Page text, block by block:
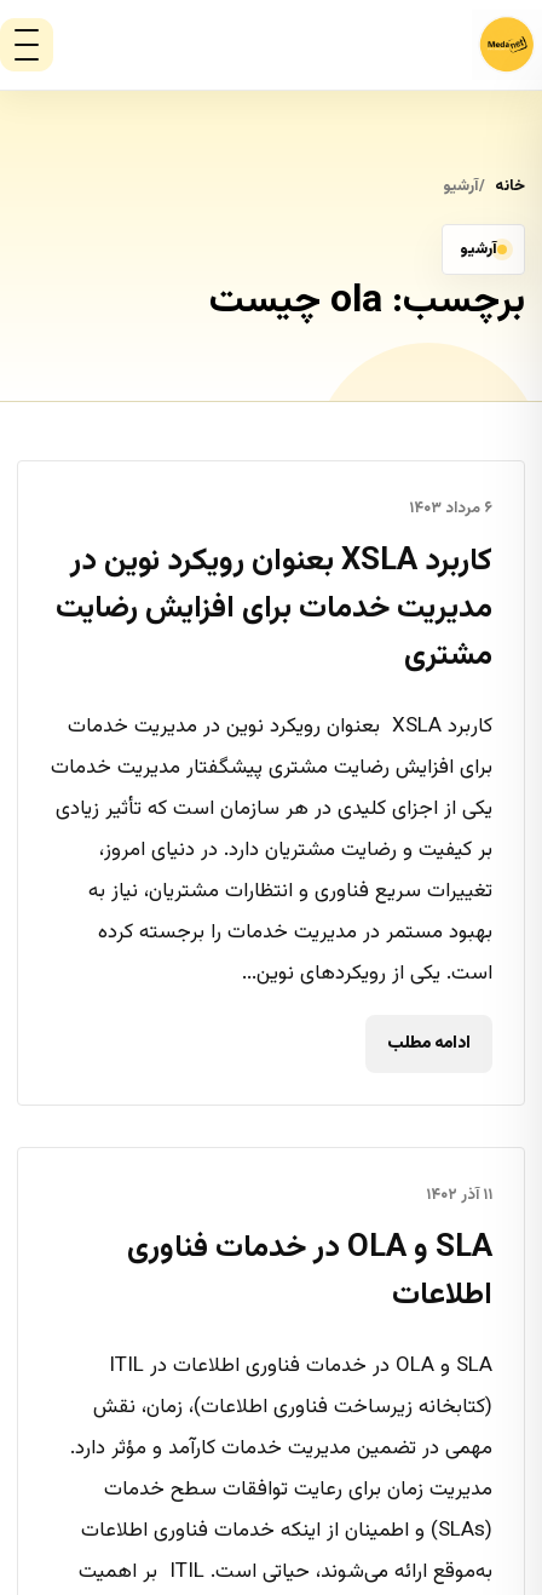
خانه آرشیو
آرشیو
برچسب: ola چیست
۶ مرداد ۱۴۰۳
کاربرد XSLA بعنوان رویکرد نوین در
مدیریت خدمات برای افزایش رضایت
مشتری
کاربرد XSLA بعنوان رویکرد نوین در مدیریت خدمات
برای افزایش رضایت مشتری پیشگفتار مدیریت خدمات
یکی از اجزای کلیدی در هر سازمان است که تأثیر زیادی
بر کیفیت و رضایت مشتریان دارد. در دنیای امروز،
تغییرات سریع فناوری و انتظارات مشتریان، نیاز به
بهبود مستمر در مدیریت خدمات را برجسته کرده
است. یکی از رویکردهای نوین...
ادامه مطلب
۱۱ آذر ۱۴۰۲
SLA و OLA در خدمات فناوری
اطلاعات
SLA و OLA در خدمات فناوری اطلاعات در ITIL
(کتابخانه زیرساخت فناوری اطلاعات)، زمان، نقش
مهمی در تضمین مدیریت خدمات کارآمد و مؤثر دارد.
مدیریت زمان برای رعایت توافقات سطح خدمات
(SLAs) و اطمینان از اینکه خدمات فناوری اطلاعات
به‌موقع ارائه می‌شوند، حیاتی است. ITIL بر اهمیت